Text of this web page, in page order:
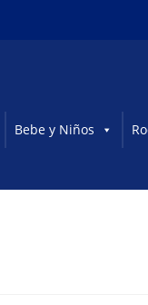
Bebe y Niños